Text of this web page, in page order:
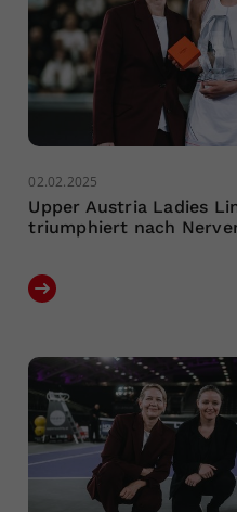
02.02.2025
Upper Austria Ladies
triumphiert nach